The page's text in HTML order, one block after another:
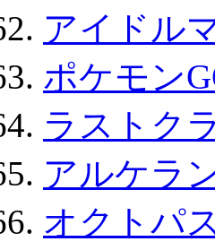
アイドル
ポケモン
ラストク
アルケラ
オクトパ